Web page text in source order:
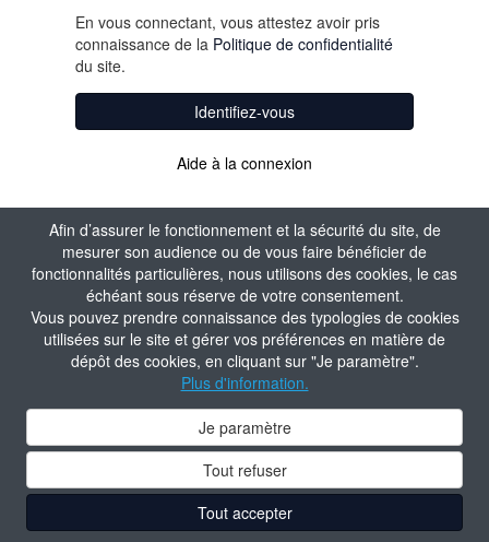
Afin d’assurer le fonctionnement et la sécurité du site, de
mesurer son audience ou de vous faire bénéficier de
fonctionnalités particulières, nous utilisons des cookies, le cas
échéant sous réserve de votre consentement.
Vous pouvez prendre connaissance des typologies de cookies
utilisées sur le site et gérer vos préférences en matière de
dépôt des cookies, en cliquant sur "Je paramètre".
Plus d'information.
Je paramètre
Tout refuser
Tout accepter
En vous connectant, vous attestez avoir pris
connaissance de la Politique de confidentialité
du site.
Identifiez-vous
Aide à la connexion